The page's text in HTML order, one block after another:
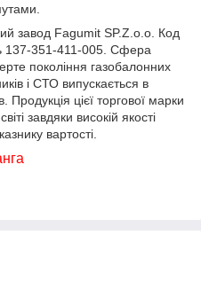
завод Fagumit SP.Z.o.o. Код
137-351-411-005. Сфера
покоління газобалонних
і СТО випускається в
Продукція цієї торгової марки
завдяки високій якості
вартості.